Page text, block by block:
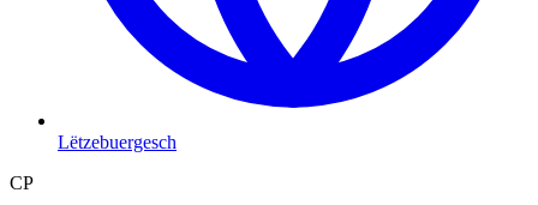
Lëtzebuergesch
CP